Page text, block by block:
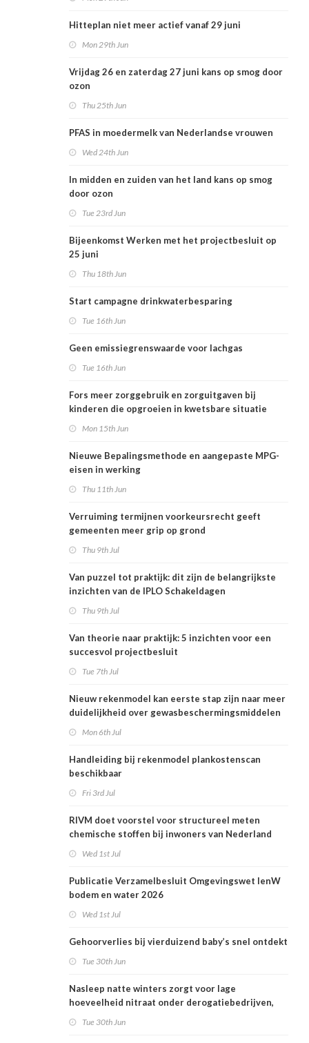
Hitteplan niet meer actief vanaf 29 juni
Mon 29th Jun
Vrijdag 26 en zaterdag 27 juni kans op smog door
ozon
Thu 25th Jun
PFAS in moedermelk van Nederlandse vrouwen
Wed 24th Jun
In midden en zuiden van het land kans op smog
door ozon
Tue 23rd Jun
Bijeenkomst Werken met het projectbesluit op
25 juni
Thu 18th Jun
Start campagne drinkwaterbesparing
Tue 16th Jun
Geen emissiegrenswaarde voor lachgas
Tue 16th Jun
Fors meer zorggebruik en zorguitgaven bij
kinderen die opgroeien in kwetsbare situatie
Mon 15th Jun
Nieuwe Bepalingsmethode en aangepaste MPG-
eisen in werking
Thu 11th Jun
Verruiming termijnen voorkeursrecht geeft
gemeenten meer grip op grond
Thu 9th Jul
Van puzzel tot praktijk: dit zijn de belangrijkste
inzichten van de IPLO Schakeldagen
Thu 9th Jul
Van theorie naar praktijk: 5 inzichten voor een
succesvol projectbesluit
Tue 7th Jul
Nieuw rekenmodel kan eerste stap zijn naar meer
duidelijkheid over gewasbeschermingsmiddelen
Mon 6th Jul
Handleiding bij rekenmodel plankostenscan
beschikbaar
Fri 3rd Jul
RIVM doet voorstel voor structureel meten
chemische stoffen bij inwoners van Nederland
Wed 1st Jul
Publicatie Verzamelbesluit Omgevingswet IenW
bodem en water 2026
Wed 1st Jul
Gehoorverlies bij vierduizend baby’s snel ontdekt
Tue 30th Jun
Nasleep natte winters zorgt voor lage
hoeveelheid nitraat onder derogatiebedrijven,
Tue 30th Jun